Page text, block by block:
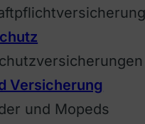
Versicherung
und Mopeds